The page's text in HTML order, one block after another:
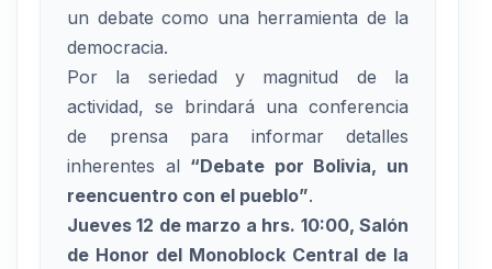
un debate como una herramienta de la
democracia.
Por la seriedad y magnitud de la
actividad, se brindará una conferencia
de prensa para informar detalles
inherentes al “Debate por Bolivia, un
reencuentro con el pueblo”.
Jueves 12 de marzo a hrs. 10:00, Salón
de Honor del Monoblock Central de la